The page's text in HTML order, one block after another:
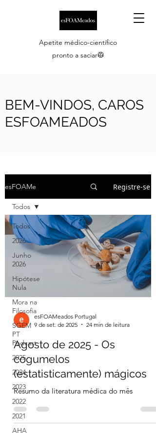
Apetite médico-científico
pronto a saciar🥼
BEM-VINDOS, CAROS
ESFOAMEADOS
esFOAMe Registre-se
Todos
2026
Junho
2026
Hipótese
Nula
Mora na
Filosofia
SGEM
PT
Podcast
2025
2024
2023
2022
2021
AHA
Todos
esFOAMeados Portugal
9 de set. de 2025
24 min de leitura
Agosto de 2025 - Os
cogumelos
(estatisticamente) mágicos
Resumo da literatura médica do mês